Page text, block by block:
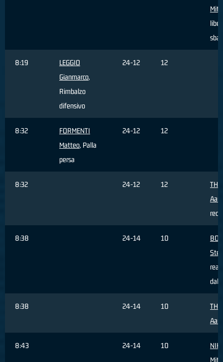
8:19
LEGGIO
Gianmarco,
Rimbalzo
difensivo
24-12 12
8:32
FORMENTI
Matteo, Palla
persa
24-12 12
8:32 24-12 12
8:38 24-14 10
8:38 24-14 10
8:43 24-14 10